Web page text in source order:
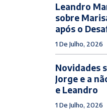
Leandro
sobre
após o
1 De Julho, 2026
Novidades
Jorge e a
e Leandro
1 De Julho, 2026